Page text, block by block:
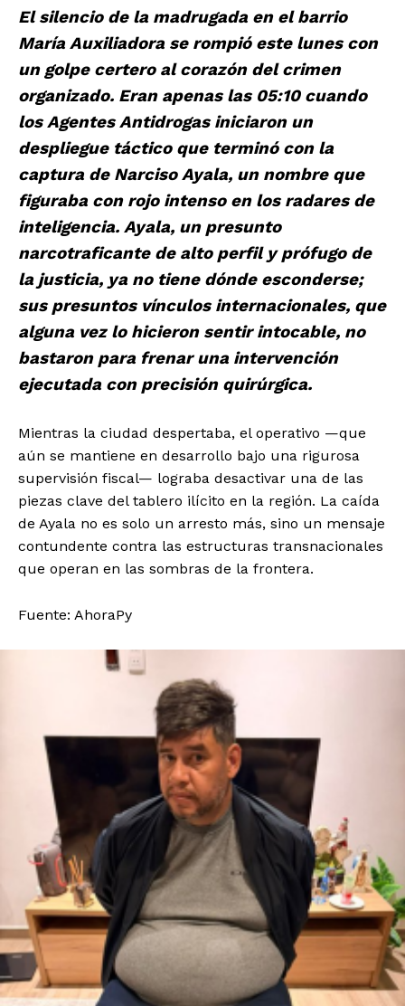
El silencio de la madrugada en el barrio
María Auxiliadora se rompió este lunes con
un golpe certero al corazón del crimen
organizado. Eran apenas las 05:10 cuando
los Agentes Antidrogas iniciaron un
despliegue táctico que terminó con la
captura de Narciso Ayala, un nombre que
figuraba con rojo intenso en los radares de
inteligencia. Ayala, un presunto
narcotraficante de alto perfil y prófugo de
la justicia, ya no tiene dónde esconderse;
sus presuntos vínculos internacionales, que
alguna vez lo hicieron sentir intocable, no
bastaron para frenar una intervención
ejecutada con precisión quirúrgica.
Mientras la ciudad despertaba, el operativo —que
aún se mantiene en desarrollo bajo una rigurosa
supervisión fiscal— lograba desactivar una de las
piezas clave del tablero ilícito en la región. La caída
de Ayala no es solo un arresto más, sino un mensaje
contundente contra las estructuras transnacionales
que operan en las sombras de la frontera.
Fuente: AhoraPy